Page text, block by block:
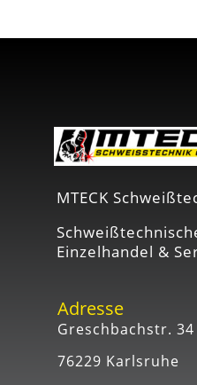
MTECK
Einzelhandel &
Adresse
Greschbachstr. 34
76229 Karlsruhe